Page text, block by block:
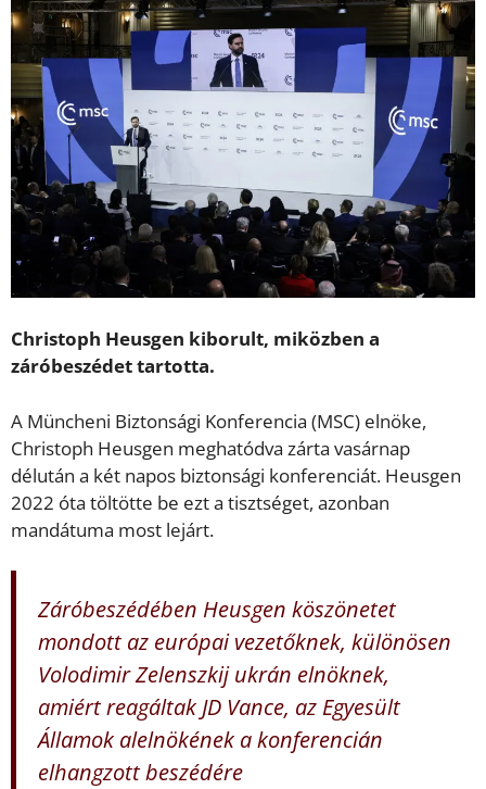
Christoph Heusgen kiborult, miközben a
záróbeszédet tartotta.
A Müncheni Biztonsági Konferencia (MSC) elnöke,
Christoph Heusgen meghatódva zárta vasárnap
délután a két napos biztonsági konferenciát. Heusgen
2022 óta töltötte be ezt a tisztséget, azonban
mandátuma most lejárt.
Záróbeszédében Heusgen köszönetet
mondott az európai vezetőknek, különösen
Volodimir Zelenszkij ukrán elnöknek,
amiért reagáltak JD Vance, az Egyesült
Államok alelnökének a konferencián
elhangzott beszédére